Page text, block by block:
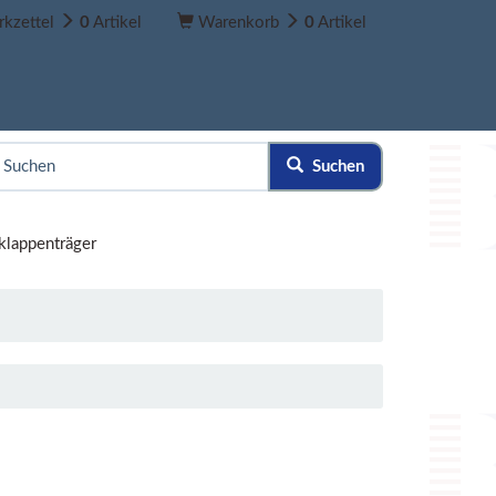
0 Artikel Warenkorb 0 Artikel
Suchen